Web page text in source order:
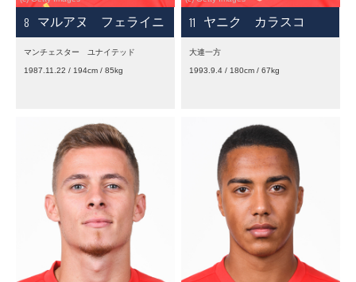
8 マルアヌ フェライニ
マンチェスター ユナイテッド
1987.11.22 / 194cm / 85kg
11 ヤニク カラスコ
大連一方
1993.9.4 / 180cm / 67kg